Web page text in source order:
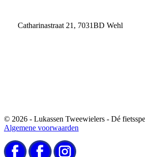
Catharinastraat 21, 7031BD Wehl
© 2026 - Lukassen Tweewielers - Dé
Algemene voorwaarden